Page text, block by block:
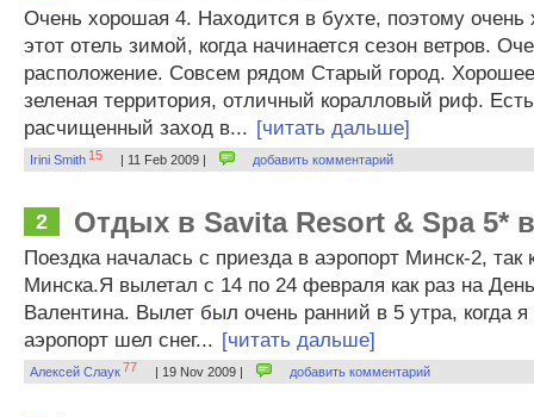
Очень хорошая 4. Находится в бухте, поэтому очень
этот отель зимой, когда начинается сезон ветров.
расположение. Совсем рядом Старый город.
зеленая территория, отличный коралловый риф.
расчищенный заход в... [читать дальше]
Irini Smith 15 | 11 Feb 2009 | добавить комментарий
2 Отдых в Savita Resort & Spa 5*
Поездка началась с приезда в аэропорт Минск-2, так
Минска.Я вылетал с 14 по 24 февраля как раз на
Валентина. Вылет был очень ранний в 5 утра, когда
аэропорт шел снег... [читать дальше]
Алексей Слаук77 | 19 Nov 2009 | добавить комментарий